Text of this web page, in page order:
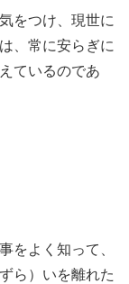
をつけ、現世に
、常に安らぎに
ているのであ
をよく知って、
ら）いを離れた